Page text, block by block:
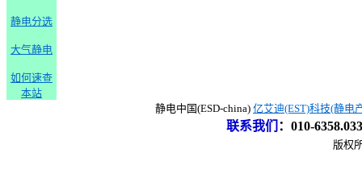
静电分选
大气静电
如何速查
本站
静电中国(ESD-china) 亿艾迪(EST)科技(静电
联系我们 ： 010-
版权